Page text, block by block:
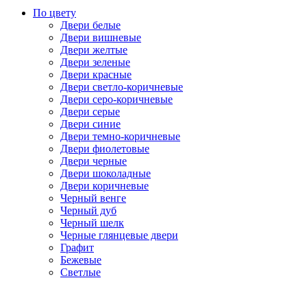
По цвету
Двери белые
Двери вишневые
Двери желтые
Двери зеленые
Двери красные
Двери светло-коричневые
Двери серо-коричневые
Двери серые
Двери синие
Двери темно-коричневые
Двери фиолетовые
Двери черные
Двери шоколадные
Двери коричневые
Черный венге
Черный дуб
Черный шелк
Черные глянцевые двери
Графит
Бежевые
Светлые